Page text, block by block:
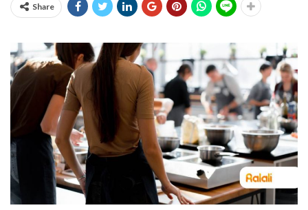
Share